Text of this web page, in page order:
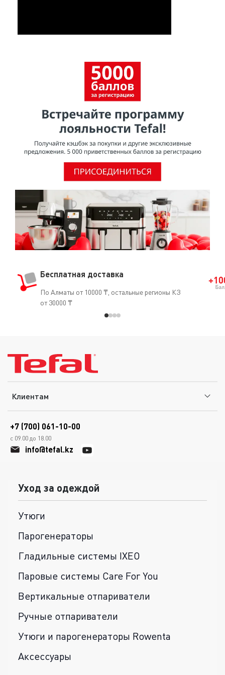
Бесплатная доставка
По Алматы от 10000 ₸, остальные регионы КЗ
от 30000 ₸
Клиентам
+7 (700) 061-10-00
с 09.00 до 18.00
info@tefal.kz
Уход за одеждой
Утюги
Парогенераторы
Гладильные системы IXEO
Паровые системы Care For You
Вертикальные отпариватели
Ручные отпариватели
Утюги и парогенераторы Rowenta
Аксессуары